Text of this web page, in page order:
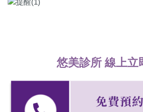
悠美診所 線上立